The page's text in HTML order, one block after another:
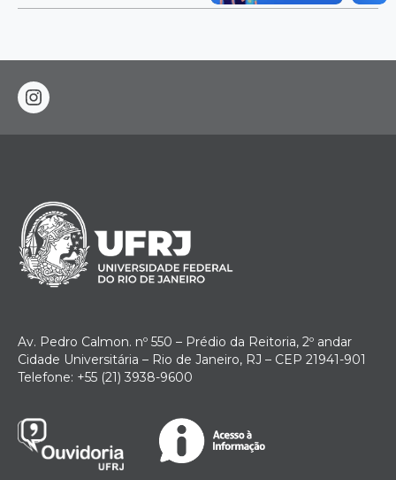
instagram
Av. Pedro Calmon. nº 550 – Prédio da Reitoria, 2º andar
Cidade Universitária – Rio de Janeiro, RJ – CEP 21941-901
Telefone: +55 (21) 3938-9600